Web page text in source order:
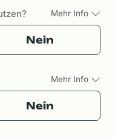
Mehr Info
Nein
Mehr Info
Nein